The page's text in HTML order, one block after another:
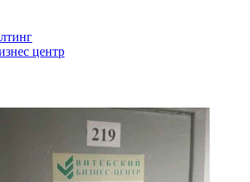
центр